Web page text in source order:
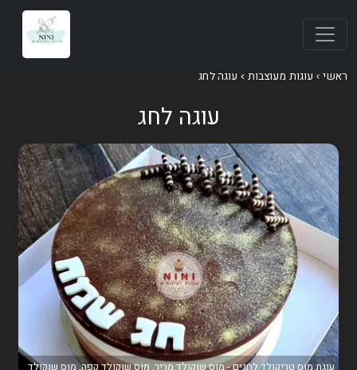
ראשי עוגות מעוצבות עוגה לחג
עוגה לחג
עוגת מוס טריקולד לחגים - מוס שוקולד מריר, מוס שוקולד קפה, מוס שוקולד